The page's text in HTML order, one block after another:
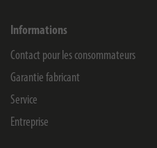
Informations
Contact pour les consommateurs
Garantie fabricant
Service
Entreprise